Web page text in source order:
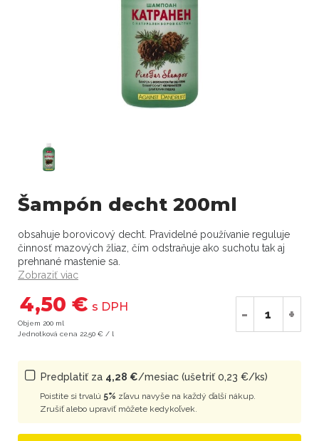
Šampón decht 200ml
obsahuje borovicový decht. Pravidelné používanie reguluje
činnosť mazových žliaz, čím odstraňuje ako suchotu tak aj
prehnané mastenie sa.
Zobraziť viac
4,50 € s DPH
Objem 200 ml
Jednotková cena 22,50 € / l
- +
Predplatiť za 4,28 €/mesiac (ušetriť 0,23 €/ks)
Poistite si trvalú 5% zľavu navyše na každý ďalší nákup.
Zrušiť alebo upraviť môžete kedykoľvek.